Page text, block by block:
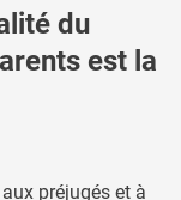
du
est la
préjugés et à